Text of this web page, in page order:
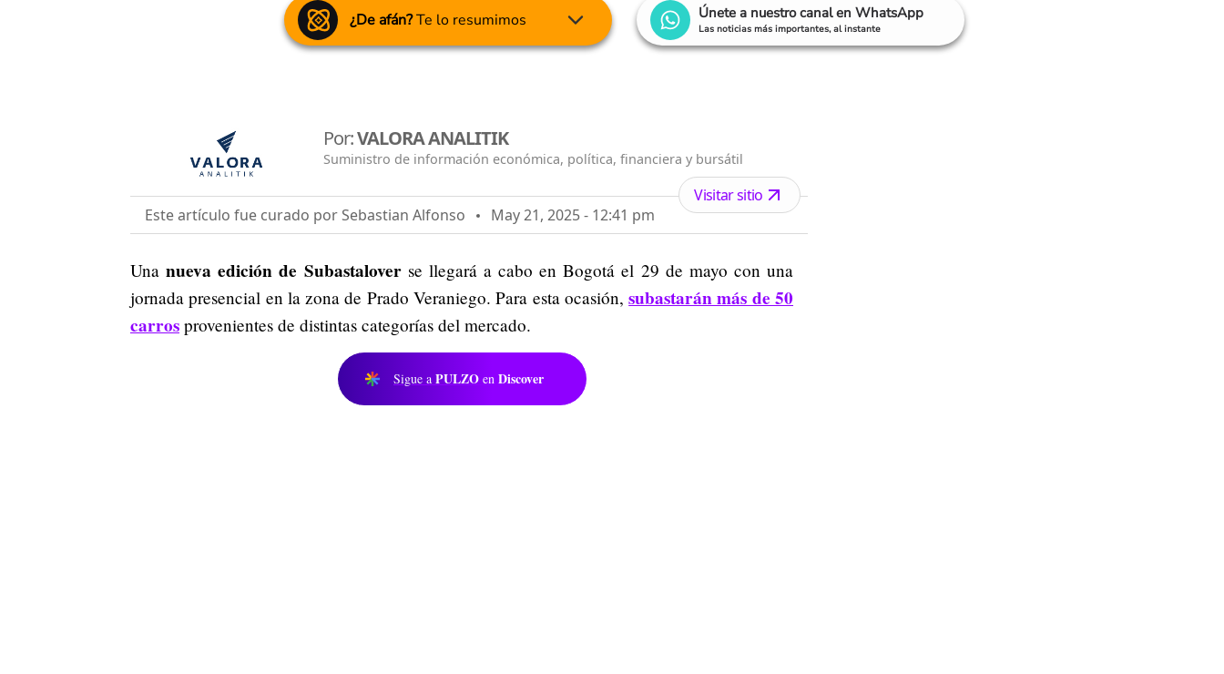
¿De afán?Te lo resumimos Únete a nuestro canal en WhatsApp
Las noticias más importantes, al instante
Por:VALORA ANALITIK
Suministro de información económica, política, financiera y bursátil
Este artículo fue curado por Sebastian Alfonso May 21, 2025 - 12:41 pm
Visitar sitio
Unanueva edición de Subastaloverse llegará a cabo en Bogotá el 29 de mayo con una
jornada presencial en la zona de Prado Veraniego. Para esta ocasión,subastarán más de 50
carros provenientes de distintas categorías del mercado.
Sigue a PULZO en Discover